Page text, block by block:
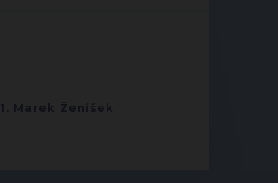
1. Marek Ženíšek